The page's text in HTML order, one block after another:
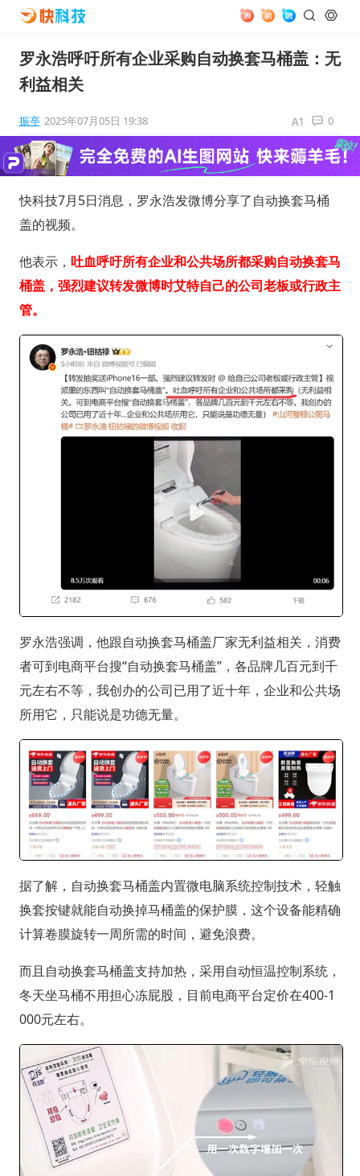
罗永浩呼吁所有企业采购自动换套马桶盖：无
利益相关
振亭 2025年07月05日 19:38 0
快科技7月5日消息，罗永浩发微博分享了自动换套马桶
盖的视频。
他表示， 吐血呼吁所有企业和公共场所都采购自动换套马
桶盖，强烈建议转发微博时艾特自己的公司老板或行政主
管。
罗永浩强调，他跟自动换套马桶盖厂家无利益相关，消费
者可到电商平台搜“自动换套马桶盖”，各品牌几百元到千
元左右不等，我创办的公司已用了近十年，企业和公共场
所用它，只能说是功德无量。
据了解，自动换套马桶盖内置微电脑系统控制技术，轻触
换套按键就能自动换掉马桶盖的保护膜，这个设备能精确
计算卷膜旋转一周所需的时间，避免浪费。
而且自动换套马桶盖支持加热，采用自动恒温控制系统，
冬天坐马桶不用担心冻屁股，目前电商平台定价在400-1
000元左右。